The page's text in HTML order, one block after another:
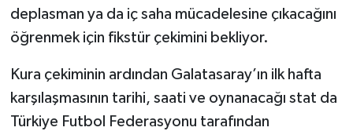
deplasman ya da iç saha mücadelesine çıkacağını
öğrenmek için fikstür çekimini bekliyor.
Kura çekiminin ardından Galatasaray’ın ilk hafta
karşılaşmasının tarihi, saati ve oynanacağı stat da
Türkiye Futbol Federasyonu tarafından